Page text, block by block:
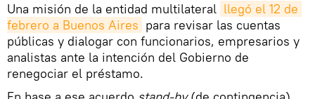
Una misión de la entidad multilateral llegó el 12 de
febrero a Buenos Aires para revisar las cuentas
públicas y dialogar con funcionarios, empresarios y
analistas ante la intención del Gobierno de
renegociar el préstamo.